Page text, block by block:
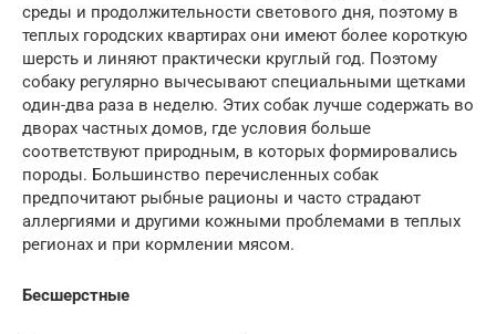
среды и продолжительности светового дня, поэтому в
теплых городских квартирах они имеют более короткую
шерсть и линяют практически круглый год. Поэтому
собаку регулярно вычесывают специальными щетками
один-два раза в неделю. Этих собак лучше содержать во
дворах частных домов, где условия больше
соответствуют природным, в которых формировались
породы. Большинство перечисленных собак
предпочитают рыбные рационы и часто страдают
аллергиями и другими кожными проблемами в теплых
регионах и при кормлении мясом.
Бесшерстные